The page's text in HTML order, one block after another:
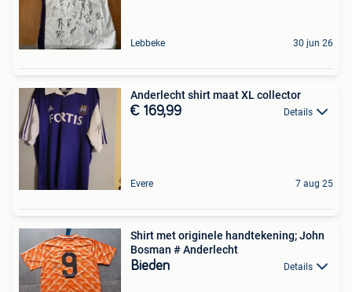
Lebbeke 30 jun 26
Anderlecht shirt maat XL collector
€ 169,99 Details
Evere 7 aug 25
Shirt met originele handtekening; John
Bosman # Anderlecht
Bieden Details